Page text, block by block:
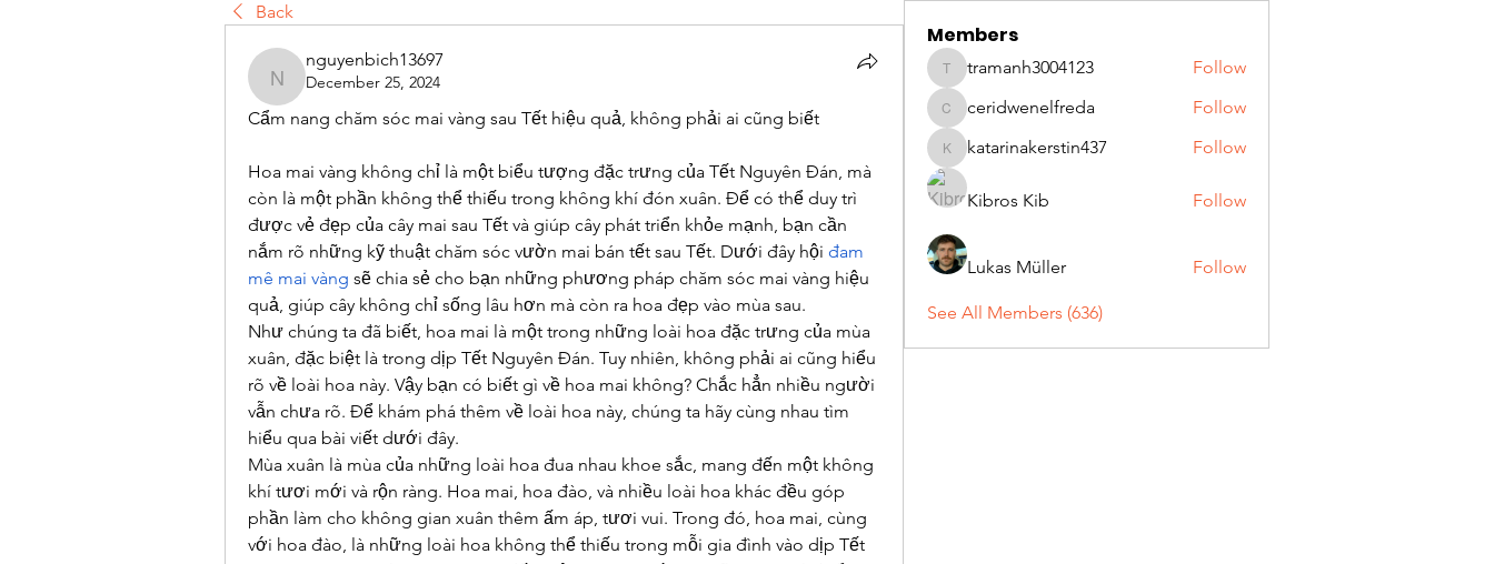
Back
nguyenbich13697
nguyenbich13697
December 25, 2024
Cẩm nang chăm sóc mai vàng sau Tết hiệu quả, không phải ai cũng biết
Hoa mai vàng không chỉ là một biểu tượng đặc trưng của Tết Nguyên Đán, mà
còn là một phần không thể thiếu trong không khí đón xuân. Để có thể duy trì
được vẻ đẹp của cây mai sau Tết và giúp cây phát triển khỏe mạnh, bạn cần
nắm rõ những kỹ thuật chăm sóc vườn mai bán tết sau Tết. Dưới đây hội đam
mê mai vàng sẽ chia sẻ cho bạn những phương pháp chăm sóc mai vàng hiệu
quả, giúp cây không chỉ sống lâu hơn mà còn ra hoa đẹp vào mùa sau.
Như chúng ta đã biết, hoa mai là một trong những loài hoa đặc trưng của mùa
xuân, đặc biệt là trong dịp Tết Nguyên Đán. Tuy nhiên, không phải ai cũng hiểu
rõ về loài hoa này. Vậy bạn có biết gì về hoa mai không? Chắc hẳn nhiều người
vẫn chưa rõ. Để khám phá thêm về loài hoa này, chúng ta hãy cùng nhau tìm
hiểu qua bài viết dưới đây.
Mùa xuân là mùa của những loài hoa đua nhau khoe sắc, mang đến một không
khí tươi mới và rộn ràng. Hoa mai, hoa đào, và nhiều loài hoa khác đều góp
phần làm cho không gian xuân thêm ấm áp, tươi vui. Trong đó, hoa mai, cùng
với hoa đào, là những loài hoa không thể thiếu trong mỗi gia đình vào dịp Tết
Members
tramanh3004123
tramanh3004123 Follow
ceridwenelfreda
ceridwenelfreda Follow
katarinakerstin437
katarinakerstin437 Follow
Kibros Kib Follow
Lukas Müller Follow
See All Members (636)